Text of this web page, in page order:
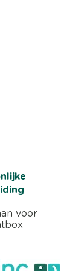
de nieuwe NBB
voor